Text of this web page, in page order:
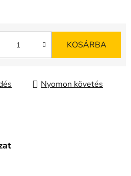
KOSÁRBA
Nyomon követés